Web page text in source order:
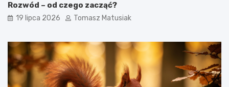
Rozwód – od czego zacząć?
19 lipca 2026 Tomasz Matusiak